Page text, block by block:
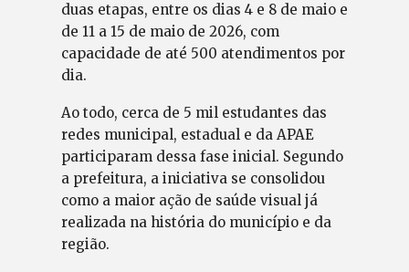
duas etapas, entre os dias 4 e 8 de maio e
de 11 a 15 de maio de 2026, com
capacidade de até 500 atendimentos por
dia.
Ao todo, cerca de 5 mil estudantes das
redes municipal, estadual e da APAE
participaram dessa fase inicial. Segundo
a prefeitura, a iniciativa se consolidou
como a maior ação de saúde visual já
realizada na história do município e da
região.